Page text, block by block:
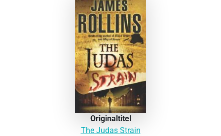
Originaltitel
The Judas Strain